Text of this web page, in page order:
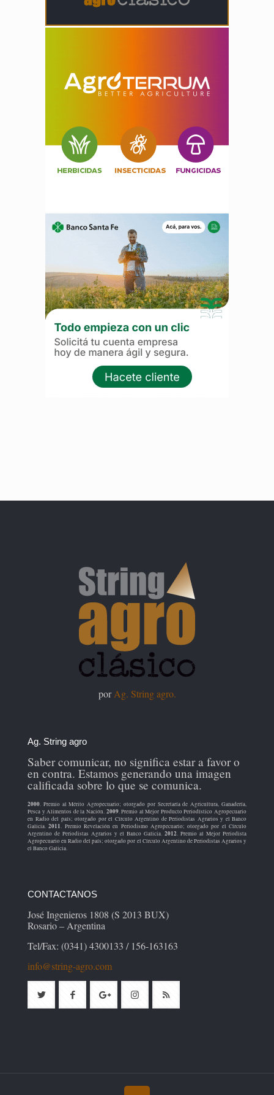
porAg. String agro.
Ag. String agro
Saber comunicar, no significa estar a favor o
en contra. Estamos generando una imagen
calificada sobre lo que se comunica.
2000. Premio al Mérito Agropecuario; otorgado por Secretaría de Agricultura, Ganadería,
Pesca y Alimentos de la Nación. 2009. Premio al Mejor Producto Periodístico Agropecuario
en Radio del país; otorgado por el Círculo Argentino de Periodistas Agrarios y el Banco
Galicia.2011 . Premio Revelación en Periodismo Agropecuario; otorgado por el Círculo
Argentino de Periodistas Agrarios y el Banco Galicia. 2012. Premio al Mejor Periodista
Agropecuario en Radio del país; otorgado por el Círculo Argentino de Periodistas Agrarios y
el Banco Galicia.
CONTACTANOS
José Ingenieros 1808 (S 2013 BUX)
Rosario – Argentina
Tel/Fax: (0341) 4300133 / 156-163163
info@string-agro.com